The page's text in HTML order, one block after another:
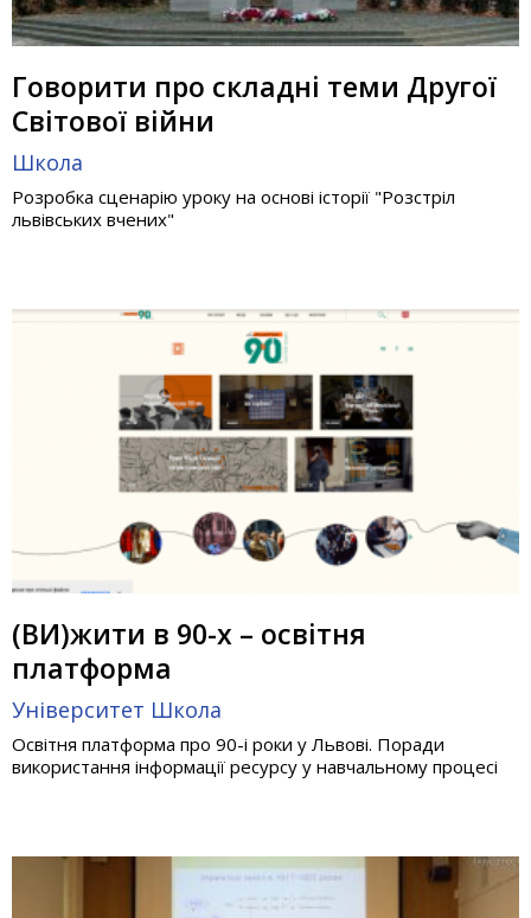
Говорити про складні теми Другої
Світової війни
Школа
Розробка сценарію уроку на основі історії "Розстріл
львівських вчених"
(ВИ)жити в 90-х – освітня
платформа
Університет Школа
Освітня платформа про 90-і роки у Львові. Поради
використання інформації ресурсу у навчальному процесі